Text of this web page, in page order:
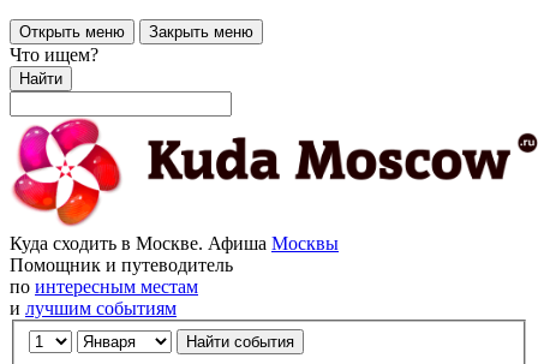
Открыть меню Закрыть меню
Что ищем?
Найти
Куда сходить в Москве. Афиша Москвы
Помощник и путеводитель
по интересным местам
и лучшим событиям